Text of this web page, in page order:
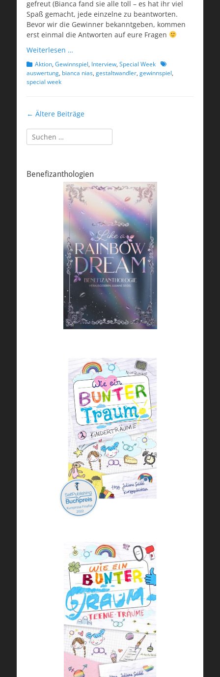
gefreut (Bianca fand sie alle toll – es hat ihr viel
Spaß gemacht, jede einzelne zu beantworten.
Bevor wir die Gewinner bekanntgeben, kommen
erst einmal die Antworten auf eure Fragen
Weiterlesen …
Kategorien
Aktion, Gewinnspiel, Interview, Special Week Schlagworte
auswertung, bianca nias, gestaltwandler, gewinnspiel,
special week
Beitragsnavigation
← Ältere Beiträge
Suchen
nach:
Benefizanthologien